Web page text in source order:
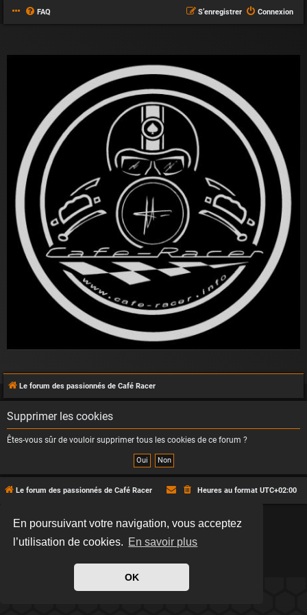
En poursuivant votre navigation, vous acceptez
l’utilisation de cookies. En savoir plus
OK
FAQ Connexion
S’enregistrer
Le forum des passionnés de Café Racer
Supprimer les cookies
Êtes-vous sûr de vouloir supprimer tous les cookies de ce forum ?
Le forum des passionnés de Café Racer Heures au format UTC+02:00
*Hexagon style byMannixMD
*Style version: 2.2.13
Développé parphpBB® Forum Software © phpBB Limited
Confidentialité|Conditions